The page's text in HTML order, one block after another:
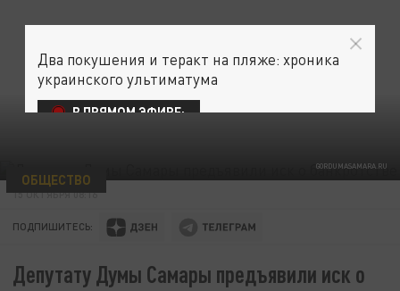
GORDUMASAMARA.RU
ОБЩЕСТВО
15 ОКТЯБРЯ 08:16
ПОДПИШИТЕСЬ:
Депутату Думы Самары предъявили иск о
Два покушения и теракт на пляже: хроника
украинского ультиматума
В ПРЯМОМ ЭФИРЕ: